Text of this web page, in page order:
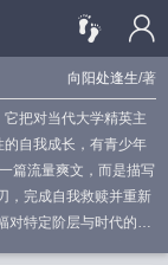
向阳处逢生/著
它把对当代大学精英主
自我成长，有青少年
篇流量爽文，而是描写
，完成自我救赎并重新
对特定阶层与时代的画